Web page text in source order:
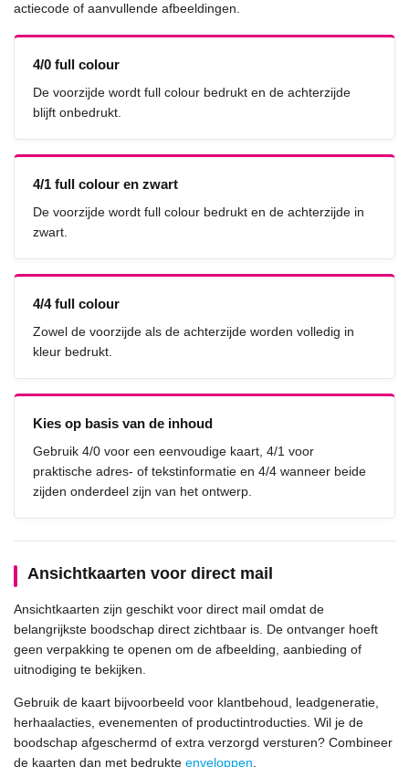
actiecode of aanvullende afbeeldingen.
4/0 full colour
De voorzijde wordt full colour bedrukt en de achterzijde
blijft onbedrukt.
4/1 full colour en zwart
De voorzijde wordt full colour bedrukt en de achterzijde in
zwart.
4/4 full colour
Zowel de voorzijde als de achterzijde worden volledig in
kleur bedrukt.
Kies op basis van de inhoud
Gebruik 4/0 voor een eenvoudige kaart, 4/1 voor
praktische adres- of tekstinformatie en 4/4 wanneer beide
zijden onderdeel zijn van het ontwerp.
Ansichtkaarten voor direct mail
Ansichtkaarten zijn geschikt voor direct mail omdat de
belangrijkste boodschap direct zichtbaar is. De ontvanger hoeft
geen verpakking te openen om de afbeelding, aanbieding of
uitnodiging te bekijken.
Gebruik de kaart bijvoorbeeld voor klantbehoud, leadgeneratie,
herhaalacties, evenementen of productintroducties. Wil je de
boodschap afgeschermd of extra verzorgd versturen? Combineer
de kaarten dan met bedrukte enveloppen.